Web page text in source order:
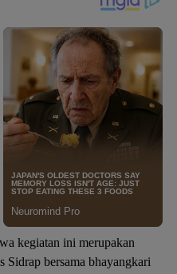
kegiatan ini merupakan
Sidrap bersama bhayangkari